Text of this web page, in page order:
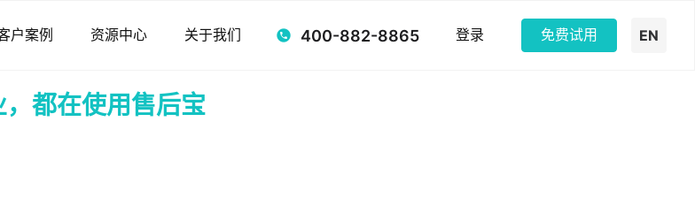
户案例 资源中心 关于我们 400-882-8865 登录 免费试用 EN
都在使用售后宝